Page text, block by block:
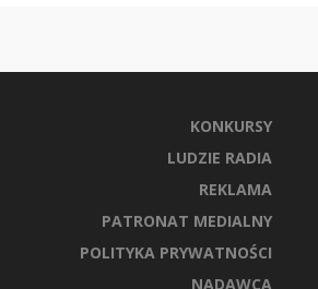
KONKURSY
LUDZIE RADIA
REKLAMA
PATRONAT MEDIALNY
POLITYKA PRYWATNOŚCI
NADAWCA